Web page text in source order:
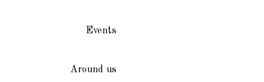
Events
Around us